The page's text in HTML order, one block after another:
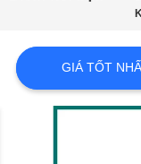
LƯỢNG
LIÊN
HỆ
GIÁ TỐT